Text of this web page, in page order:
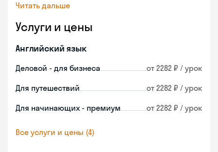
Читать дальше
Услуги и цены
Английский язык
Деловой - для бизнеса от 2282 ₽ / урок
Для путешествий от 2282 ₽ / урок
Для начинающих - премиум от 2282 ₽ / урок
Все услуги и цены (4)